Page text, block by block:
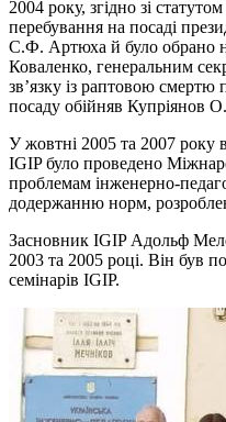
2004 року, згідно зі
перебування на посаді
С.Ф. Артюха й було обрано
Коваленко, генеральним
зв’язку із раптовою
посаду обійняв Купріянов
У жовтні 2005 та 2007
IGIP було проведено
проблемам інженерно-
додержанню норм,
Засновник IGIP Адольф
2003 та 2005 році. Він був
семінарів IGIP.